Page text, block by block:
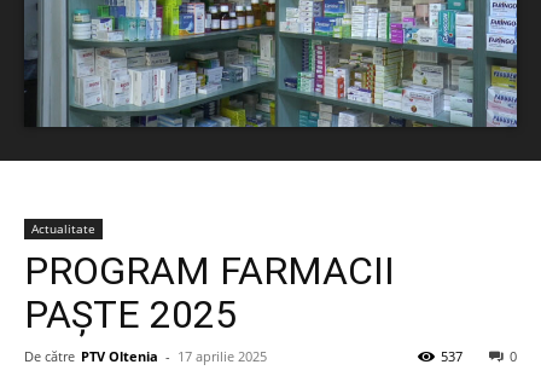
Actualitate
PROGRAM FARMACII
PAŞTE 2025
De către PTV Oltenia - 17 aprilie 2025 0
537